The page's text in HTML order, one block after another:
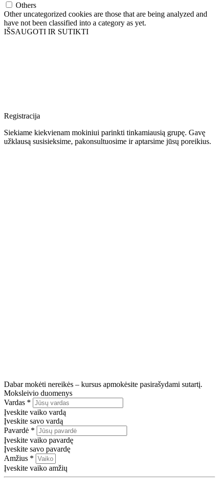
Others
Other uncategorized cookies are those that are being analyzed and
have not been classified into a category as yet.
IŠSAUGOTI IR SUTIKTI
Registracija
Siekiame kiekvienam mokiniui parinkti tinkamiausią grupę. Gavę
užklausą susisieksime, pakonsultuosime ir aptarsime jūsų poreikius.
Dabar mokėti nereikės – kursus apmokėsite pasirašydami sutartį.
Moksleivio duomenys
Vardas *
Įveskite vaiko vardą
Įveskite savo vardą
Pavardė *
Įveskite vaiko pavardę
Įveskite savo pavardę
Amžius *
Įveskite vaiko amžių